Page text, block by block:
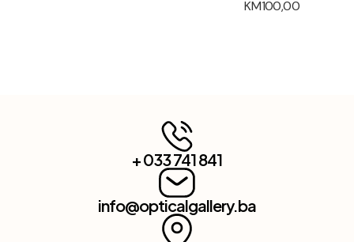
KM100,00
+ 033 741 841
info@opticalgallery.ba